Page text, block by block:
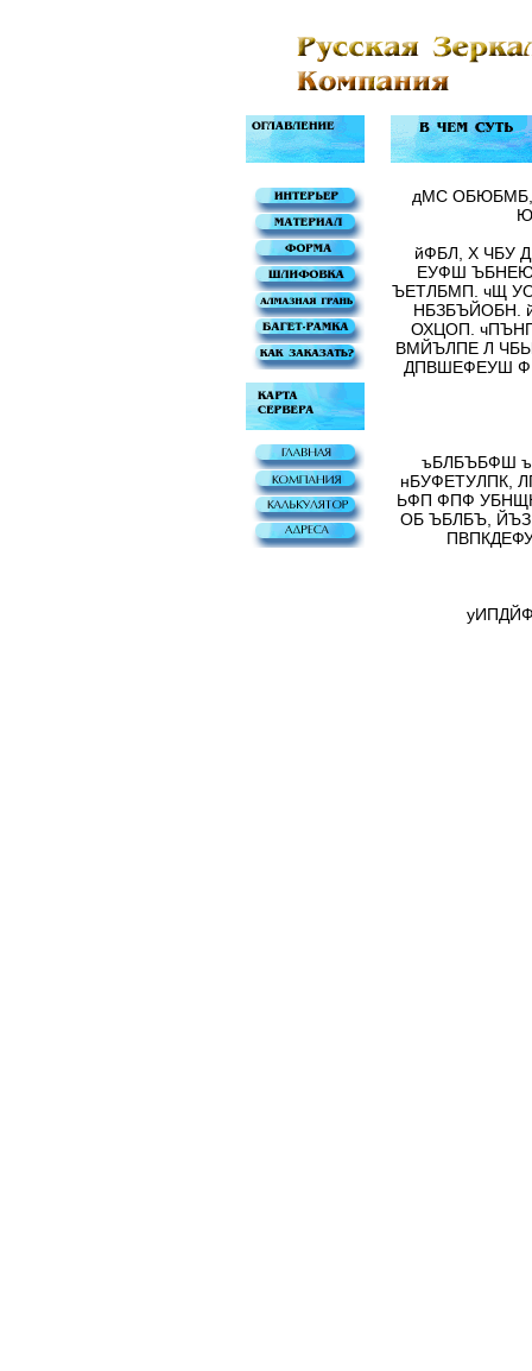
дМС
йФБЛ, Х ЧБУ
ЕУФШ
ЪЕТЛБМП. чЩ
НБЗБЪЙОБН.
ОХЦОП.
ВМЙЪЛПЕ Л
ДПВШЕФЕУШ
ъБЛБЪБФШ
нБУФЕТУЛПК,
ЬФП ФПФ
ОБ ЪБЛБЪ,